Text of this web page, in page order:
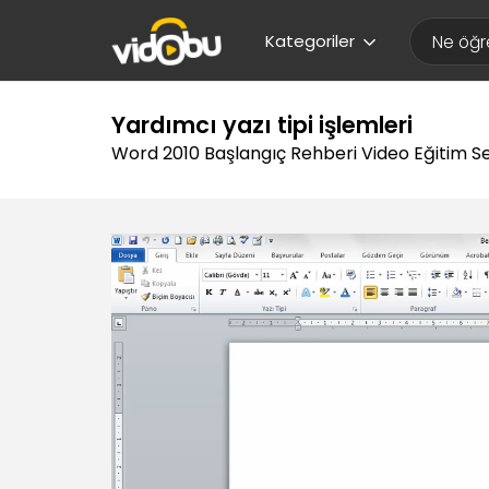
Kategoriler
Yardımcı yazı tipi işlemleri
Word 2010 Başlangıç Rehberi Video Eğitim